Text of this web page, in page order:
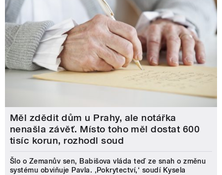
Měl zdědit dům u Prahy, ale notářka
nenašla závěť. Místo toho měl dostat 600
tisíc korun, rozhodl soud
Šlo o Zemanův sen, Babišova vláda teď ze snah o změnu
systému obviňuje Pavla. ‚Pokrytectví,‘ soudí Kysela